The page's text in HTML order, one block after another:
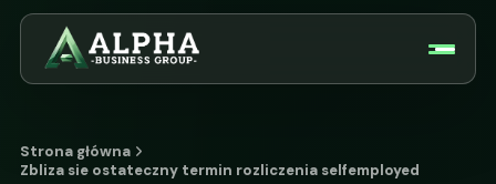
Strona główna
Zbliza sie ostateczny termin rozliczenia selfemployed